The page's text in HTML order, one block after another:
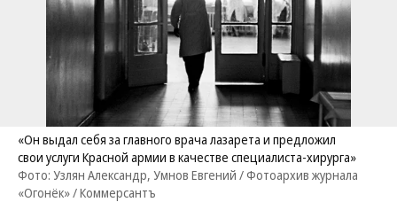
«Он выдал себя за главного врача лазарета и предложил
свои услуги Красной армии в качестве специалиста-хирурга»
Фото: Узлян Александр, Умнов Евгений / Фотоархив журнала
«Огонёк» / Коммерсантъ